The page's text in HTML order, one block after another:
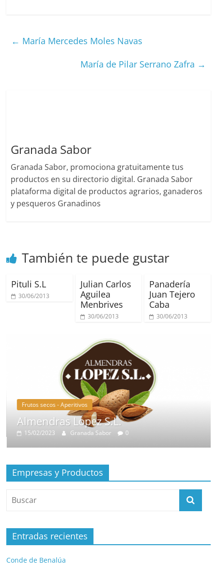
← María Mercedes Moles Navas
María de Pilar Serrano Zafra →
Granada Sabor
Granada Sabor, promociona gratuitamente tus
productos en su directorio digital. Granada Sabor
plataforma digital de productos agrarios, ganaderos
y pesqueros Granadinos
También te puede gustar
Pituli S.L
30/06/2013
Julian Carlos
Aguilea
Menbrives
30/06/2013
Panadería
Juan Tejero
Caba
30/06/2013
Frutos secos - Aperitivos
Almendras Lopez S.L.
15/02/2023 Granada Sabor 0
Empresas y Productos
Entradas recientes
Conde de Benalúa